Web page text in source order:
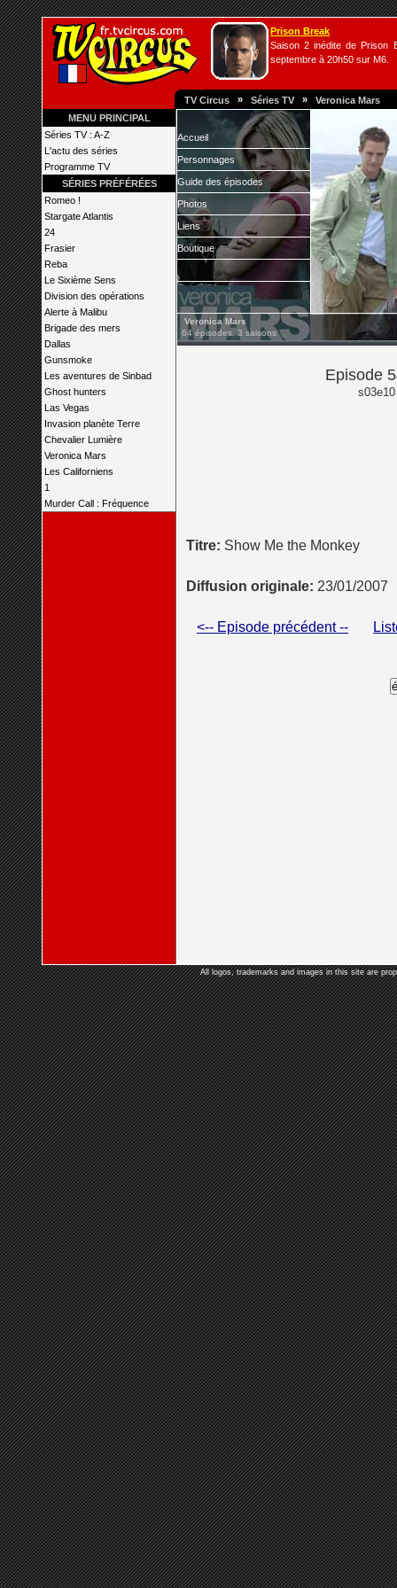
Prison Break
Saison 2 inédite de Prison
septembre à 20h50 sur M6.
TV Circus » Séries TV » Veronica Mars
MENU PRINCIPAL
Séries TV : A-Z
L'actu des séries
Programme TV
SÉRIES PRÉFÉRÉES
Romeo !
Stargate Atlantis
24
Frasier
Reba
Le Sixième Sens
Division des opérations
Alerte à Malibu
Brigade des mers
Dallas
Gunsmoke
Les aventures de Sinbad
Ghost hunters
Las Vegas
Invasion planète Terre
Chevalier Lumière
Veronica Mars
Les Californiens
1
Murder Call : Fréquence
Accueil
Personnages
Guide des épisodes
Photos
Liens
Boutique
Veronica Mars
64 épisodes, 3 saisons
Episode
Titre: Show Me the Monkey
Diffusion originale: 23/01/2007
<-- Episode précédent --
All logos, trademarks and images in this site are